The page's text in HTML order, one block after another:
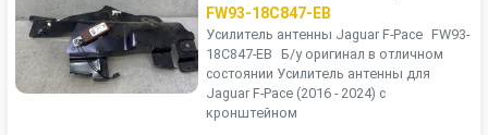
FW93-18C847-EB
Усилитель антенны Jaguar F-Pace FW93-
18C847-EB Б/у оригинал в отличном
состоянии Усилитель антенны для
Jaguar F-Pace (2016 - 2024) с
кронштейном